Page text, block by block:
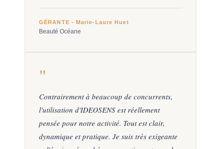
GÉRANTE - Marie-Laure Huet
Beauté Océane
"
Contrairement à beaucoup de concurrents,
l'utilisation d'IDEOSENS est réellement
pensée pour notre activité. Tout est clair,
dynamique et pratique. Je suis très exigeante